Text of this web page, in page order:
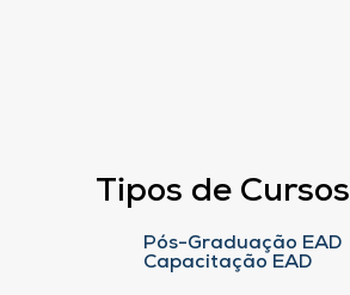
Tipos de Cursos
Pós-Graduação EAD
Capacitação EAD